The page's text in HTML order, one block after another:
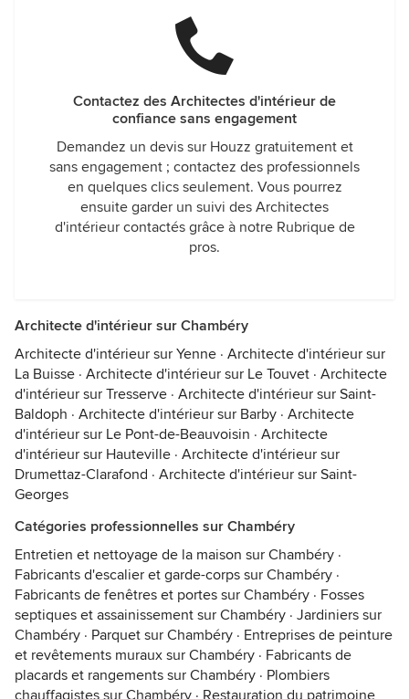
Contactez des Architectes d'intérieur de
confiance sans engagement
Demandez un devis sur Houzz gratuitement et
sans engagement ; contactez des professionnels
en quelques clics seulement. Vous pourrez
ensuite garder un suivi des Architectes
d'intérieur contactés grâce à notre Rubrique de
pros.
Architecte d'intérieur sur Chambéry
Architecte d'intérieur sur Yenne · Architecte d'intérieur sur
La Buisse · Architecte d'intérieur sur Le Touvet · Architecte
d'intérieur sur Tresserve · Architecte d'intérieur sur Saint-
Baldoph · Architecte d'intérieur sur Barby · Architecte
d'intérieur sur Le Pont-de-Beauvoisin · Architecte
d'intérieur sur Hauteville · Architecte d'intérieur sur
Drumettaz-Clarafond · Architecte d'intérieur sur Saint-
Georges
Catégories professionnelles sur Chambéry
Entretien et nettoyage de la maison sur Chambéry ·
Fabricants d'escalier et garde-corps sur Chambéry ·
Fabricants de fenêtres et portes sur Chambéry · Fosses
septiques et assainissement sur Chambéry · Jardiniers sur
Chambéry · Parquet sur Chambéry · Entreprises de peinture
et revêtements muraux sur Chambéry · Fabricants de
placards et rangements sur Chambéry · Plombiers
chauffagistes sur Chambéry · Restauration du patrimoine